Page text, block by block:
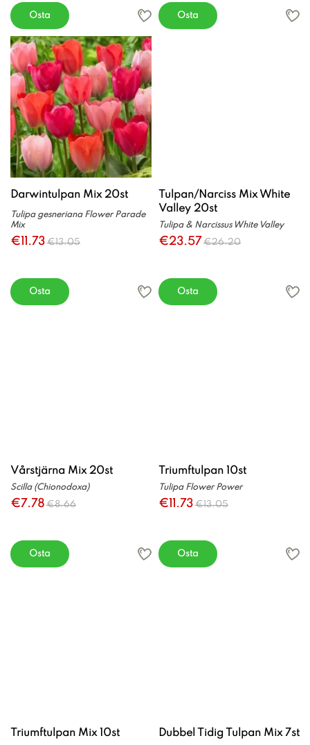
Osta Osta
Darwintulpan Mix 20st
Tulipa gesneriana Flower Parade
Mix
€11.73 €13.05
Osta
Tulpan/Narciss Mix White
Valley 20st
Tulipa & Narcissus White Valley
€23.57 €26.20
Osta
Vårstjärna Mix 20st
Scilla (Chionodoxa)
€7.78 €8.66
Osta
Triumftulpan 10st
Tulipa Flower Power
€11.73 €13.05
Osta
Triumftulpan Mix 10st Dubbel Tidig Tulpan Mix 7st